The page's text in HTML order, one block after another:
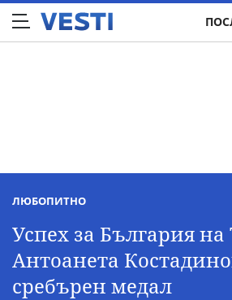
ЛЮБОПИТНО
Успех за България на
Антоанета
сребърен медал